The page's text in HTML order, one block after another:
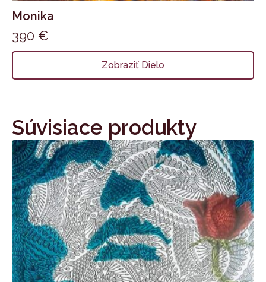
Monika
390 €
Zobraziť Dielo
Súvisiace produkty